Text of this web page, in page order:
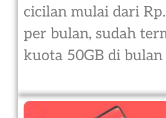
cicilan mulai dari
per bulan, sudah
kuota 50GB di